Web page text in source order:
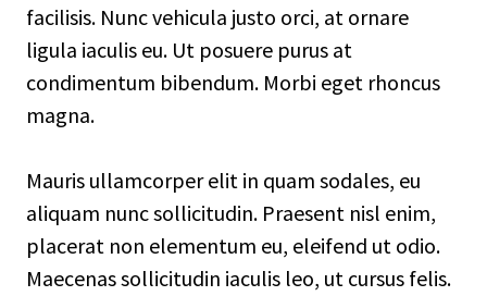
facilisis. Nunc vehicula justo orci, at ornare
ligula iaculis eu. Ut posuere purus at
condimentum bibendum. Morbi eget rhoncus
magna.
Mauris ullamcorper elit in quam sodales, eu
aliquam nunc sollicitudin. Praesent nisl enim,
placerat non elementum eu, eleifend ut odio.
Maecenas sollicitudin iaculis leo, ut cursus felis.